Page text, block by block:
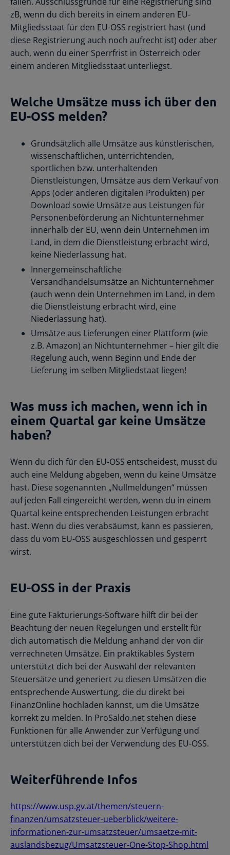
zB, wenn du dich bereits in einem anderen EU-
Mitgliedsstaat für den EU-OSS registriert hast (und
diese Registrierung auch noch aufrecht ist) oder aber
auch, wenn du einer Sperrfrist in Österreich oder
einem anderen Mitgliedsstaat unterliegst.
Welche Umsätze muss ich über den
EU-OSS melden?
Grundsätzlich alle Umsätze aus künstlerischen,
wissenschaftlichen, unterrichtenden,
sportlichen bzw. unterhaltenden
Dienstleistungen, Umsätze aus dem Verkauf von
Apps (oder anderen digitalen Produkten) per
Download sowie Umsätze aus Leistungen für
Personenbeförderung an Nichtunternehmer
innerhalb der EU, wenn dein Unternehmen im
Land, in dem die Dienstleistung erbracht wird,
keine Niederlassung hat.
Innergemeinschaftliche
Versandhandelsumsätze an Nichtunternehmer
(auch wenn dein Unternehmen im Land, in dem
die Dienstleistung erbracht wird, eine
Niederlassung hat).
Umsätze aus Lieferungen einer Plattform (wie
z.B. Amazon) an Nichtunternehmer – hier gilt die
Regelung auch, wenn Beginn und Ende der
Lieferung im selben Mitgliedstaat liegen!
Was muss ich machen, wenn ich in
einem Quartal gar keine Umsätze
haben?
Wenn du dich für den EU-OSS entscheidest, musst du
auch eine Meldung abgeben, wenn du keine Umsätze
hast. Diese sogenannten „Nullmeldungen“ müssen
auf jeden Fall eingereicht werden, wenn du in einem
Quartal keine entsprechenden Leistungen erbracht
hast. Wenn du dies verabsäumst, kann es passieren,
dass du vom EU-OSS ausgeschlossen und gesperrt
wirst.
EU-OSS in der Praxis
Eine gute Fakturierungs-Software hilft dir bei der
Beachtung der neuen Regelungen und erstellt für
dich automatisch die Meldung anhand der von dir
verrechneten Umsätze. Ein praktikables System
unterstützt dich bei der Auswahl der relevanten
Steuersätze und generiert zu diesen Umsätzen die
entsprechende Auswertung, die du direkt bei
FinanzOnline hochladen kannst, um die Umsätze
korrekt zu melden. In ProSaldo.net stehen diese
Funktionen für alle Anwender zur Verfügung und
unterstützen dich bei der Verwendung des EU-OSS.
Weiterführende Infos
https://www.usp.gv.at/themen/steuern-
finanzen/umsatzsteuer-ueberblick/weitere-
informationen-zur-umsatzsteuer/umsaetze-mit-
auslandsbezug/Umsatzsteuer-One-Stop-Shop.html